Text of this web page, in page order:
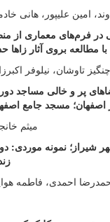
امین علیپور، هانی
در فرم‌های معماری از
مطالعه بروی آثار زاها
چنگیز تاوشان، نیلوفر
پر و خالی مساجد
اصفهان؛ مسجد جامع
میثم
شیراز؛ نمونه موردی:
احمدی، فاطمه